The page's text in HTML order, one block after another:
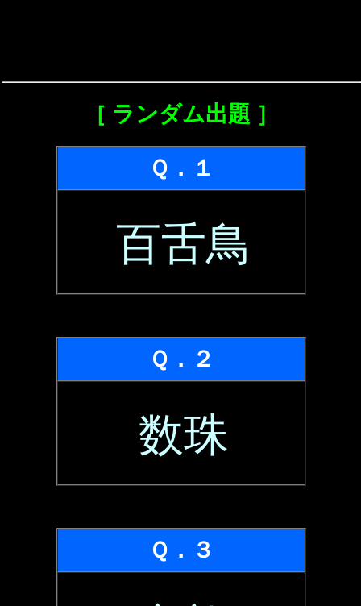
［ ランダム出題 ］
Ｑ．１
百舌鳥
Ｑ．２
数珠
Ｑ．３